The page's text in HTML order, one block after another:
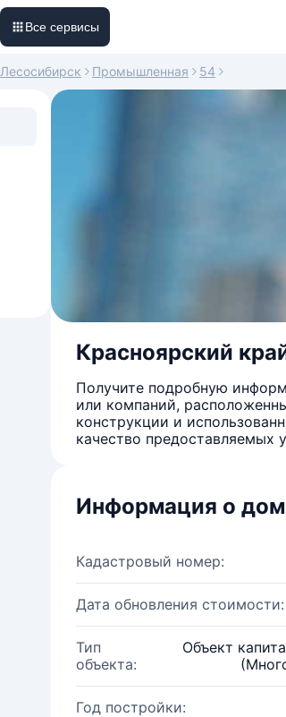
Все сервисы
Лесосибирск Промышленная 54
Красноярский
Получите подробную
или компаний,
конструкции и
качество предоставляемых
Информация о
Кадастровый номер:
Дата обновления стоимости:
Тип
объекта:
Объект
Год постройки: